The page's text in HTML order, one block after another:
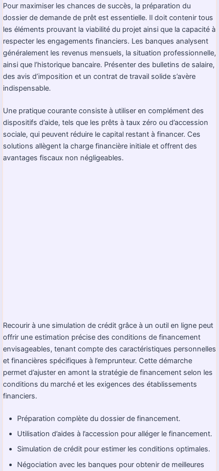
Pour maximiser les chances de succès, la préparation du
dossier de demande de prêt est essentielle. Il doit contenir tous
les éléments prouvant la viabilité du projet ainsi que la capacité à
respecter les engagements financiers. Les banques analysent
généralement les revenus mensuels, la situation professionnelle,
ainsi que l’historique bancaire. Présenter des bulletins de salaire,
des avis d’imposition et un contrat de travail solide s’avère
indispensable.
Une pratique courante consiste à utiliser en complément des
dispositifs d’aide, tels que les prêts à taux zéro ou d’accession
sociale, qui peuvent réduire le capital restant à financer. Ces
solutions allègent la charge financière initiale et offrent des
avantages fiscaux non négligeables.
Recourir à une simulation de crédit grâce à un outil en ligne peut
offrir une estimation précise des conditions de financement
envisageables, tenant compte des caractéristiques personnelles
et financières spécifiques à l’emprunteur. Cette démarche
permet d’ajuster en amont la stratégie de financement selon les
conditions du marché et les exigences des établissements
financiers.
Préparation complète du dossier de financement.
Utilisation d’aides à l’accession pour alléger le financement.
Simulation de crédit pour estimer les conditions optimales.
Négociation avec les banques pour obtenir de meilleures